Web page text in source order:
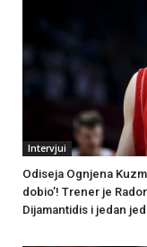
Intervjui
Odiseja Ognjena
dobio’! Trener je
Dijamantidis i jedan